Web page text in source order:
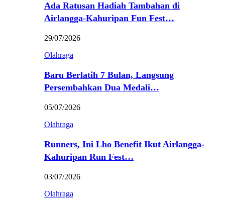
Ada Ratusan Hadiah Tambahan di
Airlangga-Kahuripan Fun Fest…
29/07/2026
Olahraga
Baru Berlatih 7 Bulan, Langsung
Persembahkan Dua Medali…
05/07/2026
Olahraga
Runners, Ini Lho Benefit Ikut Airlangga-
Kahuripan Run Fest…
03/07/2026
Olahraga